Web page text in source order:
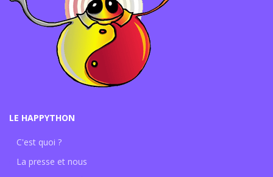
LE HAPPYTHON
C'est quoi ?
La presse et nous